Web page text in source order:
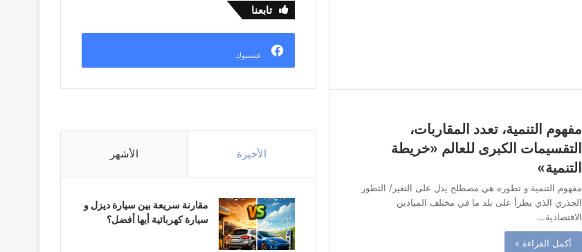
مفهوم التنمية، تعدد المقاربات،
التقسيمات الكبرى للعالم «خريطة
التنمية»
مفهوم التنمية و تطوره هي مصطلح يدل على التغير/ التطور
الجذري الذي يطرأ على بلد ما في مختلف الميادين
الاقتصادية…
أكمل القراءة »
تابعنا
فيسبوك
الأخيرة الأشهر
مقارنة سريعة بين سيارة ديزل و
سيارة كهربائية أيها أفضل؟